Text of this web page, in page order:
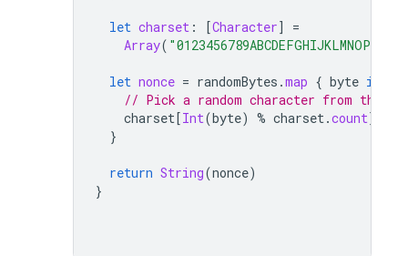
let charset : [Character]
=
Array(
let nonce = randomBytes .map { byte in
// Pick a random character from the
charset[Int(byte) % charset.count]
}
return String(nonce)
}